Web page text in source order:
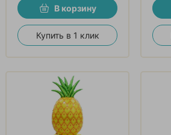
В корзину
Купить в 1 клик